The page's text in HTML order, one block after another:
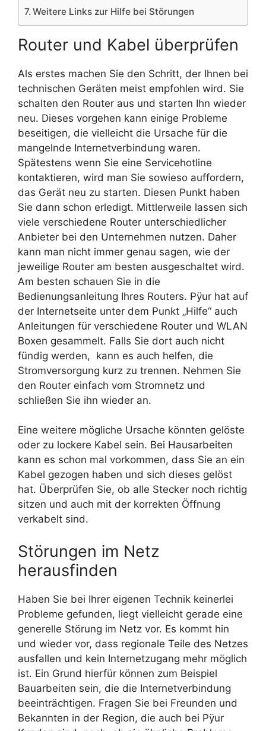
Weitere Links zur Hilfe bei Störungen
Router und Kabel überprüfen
Als erstes machen Sie den Schritt, der Ihnen bei
technischen Geräten meist empfohlen wird. Sie
schalten den Router aus und starten Ihn wieder
neu. Dieses vorgehen kann einige Probleme
beseitigen, die vielleicht die Ursache für die
mangelnde Internetverbindung waren.
Spätestens wenn Sie eine Servicehotline
kontaktieren, wird man Sie sowieso auffordern,
das Gerät neu zu starten. Diesen Punkt haben
Sie dann schon erledigt. Mittlerweile lassen sich
viele verschiedene Router unterschiedlicher
Anbieter bei den Unternehmen nutzen. Daher
kann man nicht immer genau sagen, wie der
jeweilige Router am besten ausgeschaltet wird.
Am besten schauen Sie in die
Bedienungsanleitung Ihres Routers. Pÿur hat auf
der Internetseite unter dem Punkt „Hilfe“ auch
Anleitungen für verschiedene Router und WLAN
Boxen gesammelt. Falls Sie dort auch nicht
fündig werden, kann es auch helfen, die
Stromversorgung kurz zu trennen. Nehmen Sie
den Router einfach vom Stromnetz und
schließen Sie ihn wieder an.
Eine weitere mögliche Ursache könnten gelöste
oder zu lockere Kabel sein. Bei Hausarbeiten
kann es schon mal vorkommen, dass Sie an ein
Kabel gezogen haben und sich dieses gelöst
hat. Überprüfen Sie, ob alle Stecker noch richtig
sitzen und auch mit der korrekten Öffnung
verkabelt sind.
Störungen im Netz
herausfinden
Haben Sie bei Ihrer eigenen Technik keinerlei
Probleme gefunden, liegt vielleicht gerade eine
generelle Störung im Netz vor. Es kommt hin
und wieder vor, dass regionale Teile des Netzes
ausfallen und kein Internetzugang mehr möglich
ist. Ein Grund hierfür können zum Beispiel
Bauarbeiten sein, die die Internetverbindung
beeinträchtigen. Fragen Sie bei Freunden und
Bekannten in der Region, die auch bei Pÿur